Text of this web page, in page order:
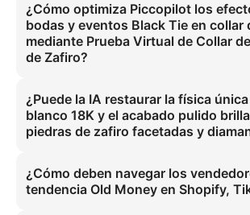
¿Cómo optimiza Piccopilot los
bodas y eventos Black Tie en collar
mediante Prueba Virtual de Collar
de Zafiro?
una fidelidad de color del 99 %. Esta Prueba
Diamante de Zafiro ofrece una representación
eventos Black Tie, eliminando visitas físicas
AI de Joyería de Lujo y Aplicación de Prueba de
categoría de collar declarativo.
¿Puede la IA restaurar la física
blanco 18K y el acabado pulido
piedras de zafiro facetadas y
mm mediante IA. Esta Prueba Virtual de Collar de
preserva la refracción del zafiro facetado y el
diamantes, asegurando comportamiento realista
¿Cómo deben navegar los
tendencia Old Money en Shopify,